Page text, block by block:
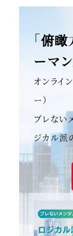
「俯
ーマ
オンライ
ー）
ブレない
ジカル派